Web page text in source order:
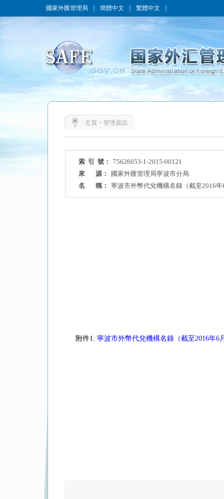
國家外匯管理局 簡體中文 繁體中文
主頁 > 管理資訊
索 引 號：
75626053-1-2015-00121
來 源：
國家外匯管理局寧波市分局
名 稱：
寧波市外幣代兌機構名錄（截至2016年
附件1: 寧波市外幣代兌機構名錄（截至2016年6